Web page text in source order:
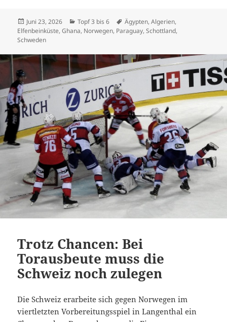
Veröffentlicht
am
Juni 23, 2026 Kategorien
Topf 3 bis 6 Schlagwörter
Ägypten,Algerien,
Elfenbeinküste,Ghana, Norwegen, Paraguay,Schottland,
Schweden
Trotz Chancen: Bei
Torausbeute muss die
Schweiz noch zulegen
Die Schweiz erarbeite sich gegen Norwegen im
viertletzten Vorbereitungsspiel in Langenthal ein